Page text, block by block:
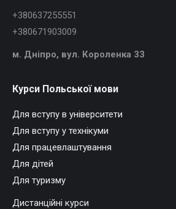
+380637255551
+380671903009
м. Дніпро, вул. Короленка 33
Курси Польської мови
Для вступу в університети
Для вступу у технікуми
Для працевлаштування
Для дітей
Для туризму
Дистанційні курси